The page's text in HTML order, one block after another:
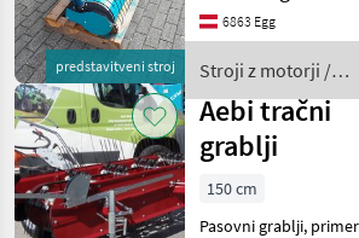
predstavitveni stroj
urinega kazalca, v nasprotni
6863 Egg
Stroji z motorji /
Lavrih
Aebi tračni
grablji
150 cm
Pasovni grablji, primerni za